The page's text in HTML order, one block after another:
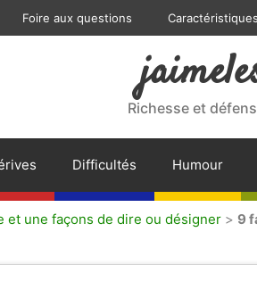
Foire aux questions Caractéristiques
Richesse et
Difficultés Humour
et une façons de dire ou désigner > 9